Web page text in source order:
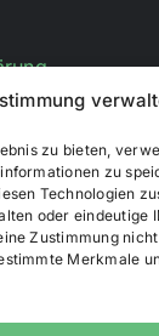
zu bieten,
zu
Technologien
oder eindeutige
Zustimmung
Merkmale